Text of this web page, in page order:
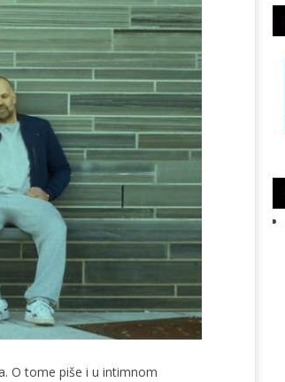
Ljeto donosi bezbrižnu igru, ali
i zdravstvene izazove
15.11.2025.
slatina.net
O tome piše i u intimnom